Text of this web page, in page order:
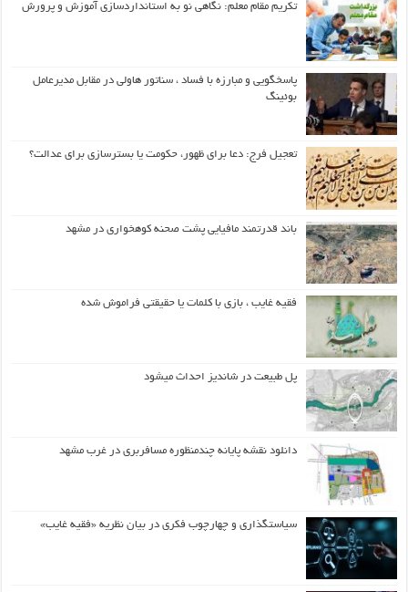
تکریم مقام معلم: نگاهی نو به استانداردسازی آموزش و پرورش
پاسخگویی و مبارزه با فساد ، سناتور هاولی در مقابل مدیرعامل
بوئینگ
تعجیل فرج: دعا برای ظهور، حکومت یا بسترسازی برای عدالت؟
باند قدرتمند مافیایی پشت صحنه کوهخواری در مشهد
فقیه غایب ، بازی با کلمات یا حقیقتی فراموش شده
پل طبیعت در شاندیز احداث میشود
دانلود نقشه پایانه چندمنظوره مسافربری در غرب مشهد
سیاستگذاری و چهارچوب فکری در بیان نظریه «فقیه غایب»